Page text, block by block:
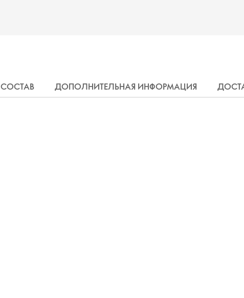
СОСТАВ ДОПОЛНИТЕЛЬНАЯ ИНФОРМАЦИЯ